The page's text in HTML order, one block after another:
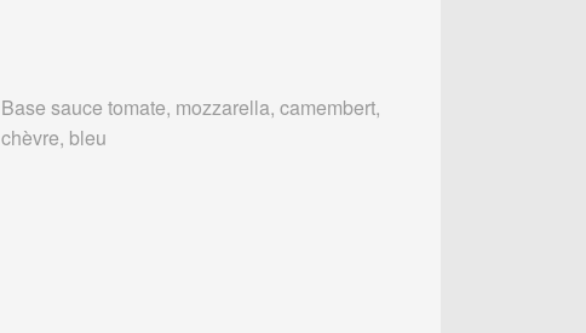
Base sauce tomate, mozzarella, camembert,
chèvre, bleu